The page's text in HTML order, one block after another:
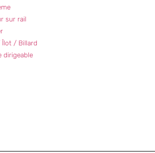
sur rail
Îlot / Billard
dirigeable